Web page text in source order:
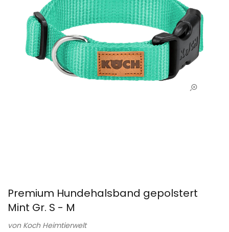
Premium Hundehalsband gepolstert
Mint Gr. S - M
von Koch Heimtierwelt